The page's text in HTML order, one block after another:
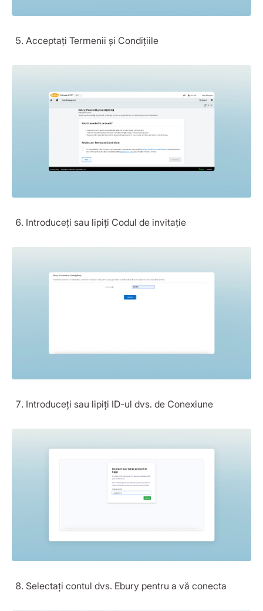
Acceptați Termenii și Condițiile
Introduceți sau lipiți Codul de invitație
Introduceți sau lipiți ID-ul dvs. de Conexiune
Selectați contul dvs. Ebury pentru a vă conecta